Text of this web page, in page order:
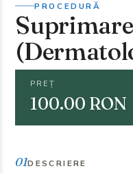
PROCEDURĂ
PREȚ
100.00 RON
01DESCRIERE